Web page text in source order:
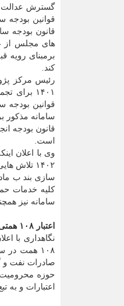
گسترش عدالت
کند.
قوانین بودجه
است.
۱۴۰۲
سازی بند ب ماده ۳۱
کلیه خدمات
سامانه نیز
اعتبار ۱۰۸ همتی برای محرومیت زدایی در سال ۱۴۰۳
صادرات نفت و
حوزه محرومیت
اعتبارات و